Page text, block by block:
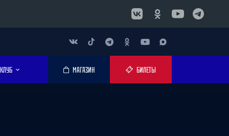
КЛУБ МАГАЗИН БИЛЕТЫ